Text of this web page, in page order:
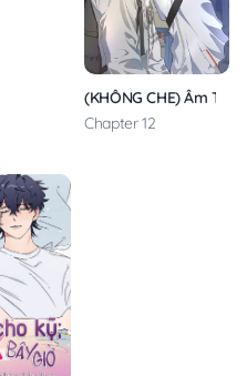
(KHÔNG CHE) Âm
Chapter 12